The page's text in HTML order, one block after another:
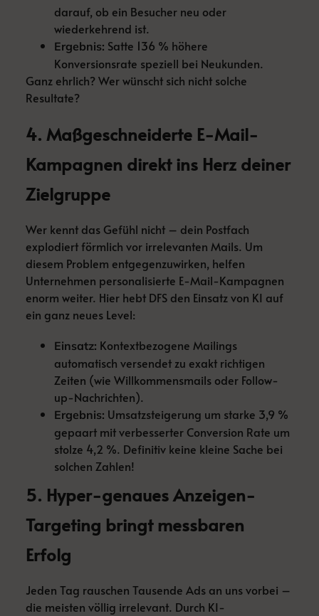
darauf, ob ein Besucher neu oder
wiederkehrend ist.
Ergebnis: Satte 136 % höhere
Konversionsrate speziell bei Neukunden.
Ganz ehrlich? Wer wünscht sich nicht solche
Resultate?
4. Maßgeschneiderte E-Mail-
Kampagnen direkt ins Herz deiner
Zielgruppe
Wer kennt das Gefühl nicht – dein Postfach
explodiert förmlich vor irrelevanten Mails. Um
diesem Problem entgegenzuwirken, helfen
Unternehmen personalisierte E-Mail-Kampagnen
enorm weiter. Hier hebt DFS den Einsatz von KI auf
ein ganz neues Level:
Einsatz: Kontextbezogene Mailings
automatisch versendet zu exakt richtigen
Zeiten (wie Willkommensmails oder Follow-
up-Nachrichten).
Ergebnis: Umsatzsteigerung um starke 3,9 %
gepaart mit verbesserter Conversion Rate um
stolze 4,2 %. Definitiv keine kleine Sache bei
solchen Zahlen!
5. Hyper-genaues Anzeigen-
Targeting bringt messbaren
Erfolg
Jeden Tag rauschen Tausende Ads an uns vorbei –
die meisten völlig irrelevant. Durch KI-